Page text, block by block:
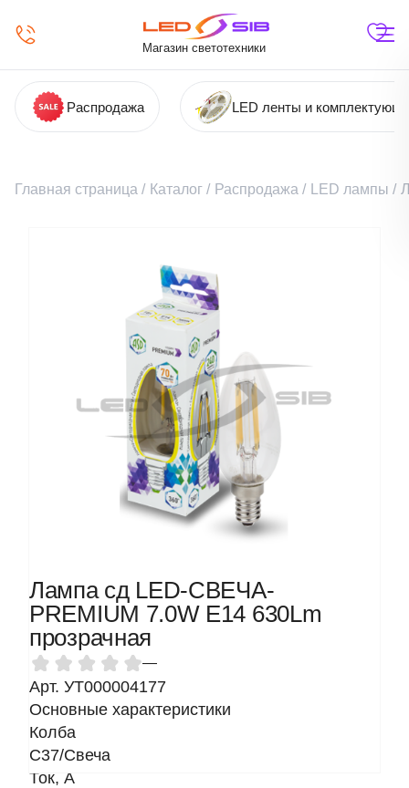
Магазин светотехники
Распродажа LED ленты и
Главная страница / Каталог / Распродажа / LED лампы /
Лампа сд LED-СВЕЧА-
PREMIUM 7.0W Е14 630Lm
прозрачная
—
Арт. УТ000004177
Основные характеристики
Колба
C37/Свеча
Ток, A